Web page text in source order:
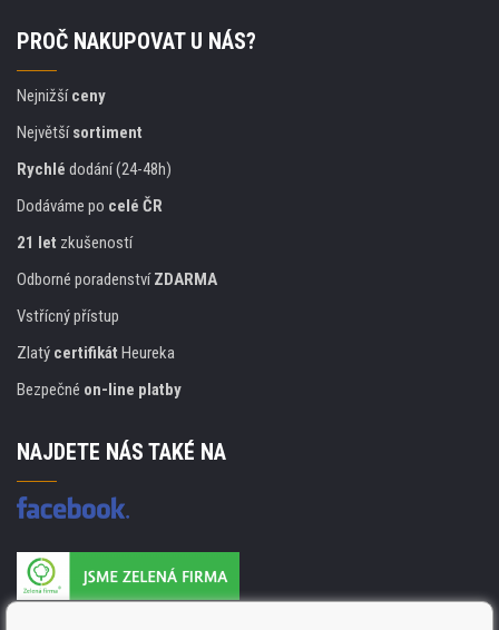
PROČ NAKUPOVAT U NÁS?
Nejnižšíceny
Největšísortiment
Rychlé dodání (24-48h)
Dodáváme po celé ČR
21 let zkušeností
Odborné poradenstvíZDARMA
Vstřícný přístup
Zlatý certifikát Heureka
Bezpečné on-line platby
NAJDETE NÁS TAKÉ NA